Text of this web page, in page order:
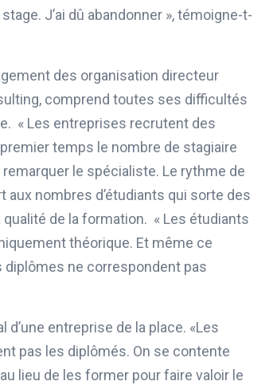
J’ai dû abandonner », témoigne-t-
des organisation directeur
comprend toutes ses difficultés
« Les entreprises recrutent des
temps le nombre de stagiaire
remarquer le spécialiste. Le rythme de
nombres d’étudiants qui sorte des
de la formation. « Les étudiants
théorique. Et même ce
diplômes ne correspondent pas
d’une entreprise de la place. «Les
pas les diplômés. On se contente
lieu de les former pour faire valoir le